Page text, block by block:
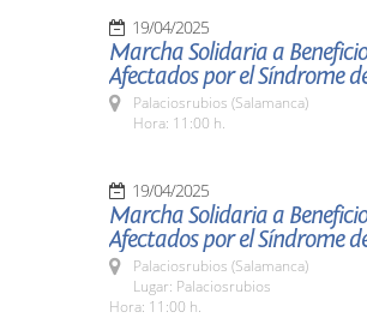
19/04/2025
Marcha Solidaria a
Afectados por el Síndrome
Palaciosrubios (Salamanca)
Hora: 11:00 h.
19/04/2025
Marcha Solidaria a
Afectados por el Síndrome
Palaciosrubios (Salamanca)
Lugar: Palaciosrubios
Hora: 11:00 h.